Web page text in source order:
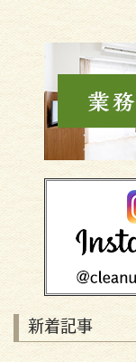
新着記事